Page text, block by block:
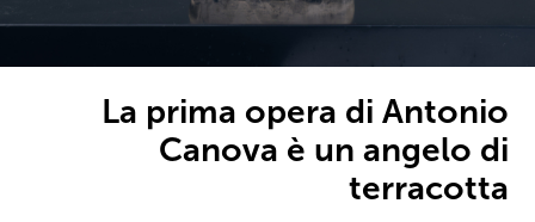
La prima opera di Antonio
Canova è un angelo di
terracotta